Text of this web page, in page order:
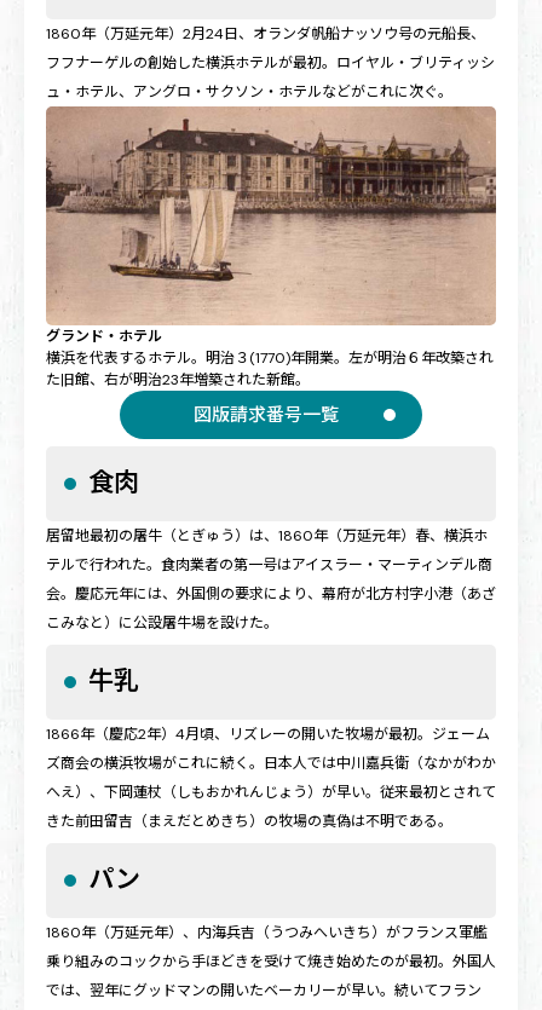
1860年（万延元年）2月24日、オランダ帆船ナッソウ号の元船長、
フフナーゲルの創始した横浜ホテルが最初。ロイヤル・ブリティッシ
ュ・ホテル、アングロ・サクソン・ホテルなどがこれに次ぐ。
グランド・ホテル
横浜を代表するホテル。明治３(1770)年開業。左が明治６年改築され
た旧館、右が明治23年増築された新館。
図版請求番号一覧
食肉
居留地最初の屠牛（とぎゅう）は、1860年（万延元年）春、横浜ホ
テルで行われた。食肉業者の第一号はアイスラー・マーティンデル商
会。慶応元年には、外国側の要求により、幕府が北方村字小港（あざ
こみなと）に公設屠牛場を設けた。
牛乳
1866年（慶応2年）4月頃、リズレーの開いた牧場が最初。ジェーム
ズ商会の横浜牧場がこれに続く。日本人では中川嘉兵衛（なかがわか
へえ）、下岡蓮杖（しもおかれんじょう）が早い。従来最初とされて
きた前田留吉（まえだとめきち）の牧場の真偽は不明である。
パン
1860年（万延元年）、内海兵吉（うつみへいきち）がフランス軍艦
乗り組みのコックから手ほどきを受けて焼き始めたのが最初。外国人
では、翌年にグッドマンの開いたベーカリーが早い。続いてフラン